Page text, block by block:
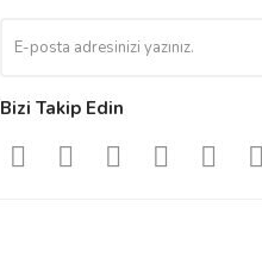
Bizi Takip Edin